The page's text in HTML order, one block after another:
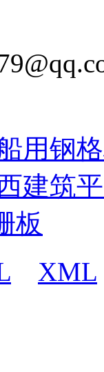
用钢
建筑
板
XML